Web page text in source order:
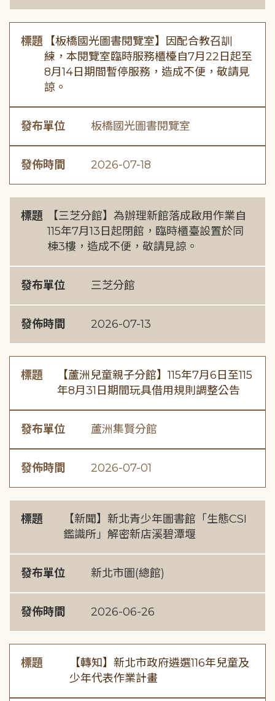
標題
【板橋國光圖書閱覽室】因配合教召訓
練，本閱覽室臨時服務櫃檯自7月22日起至
8月14日期間暫停服務，造成不便，敬請見
諒。
發布單位 板橋國光圖書閱覽室
發佈時間 2026-07-18
標題
【三芝分館】為辦理新館落成啟用作業自
115年7月13日起閉館，臨時櫃臺設置於同
棟3樓，造成不便，敬請見諒。
發布單位 三芝分館
發佈時間 2026-07-13
標題
【蘆洲兒童親子分館】115年7月6日至115
年8月31日期間玩具借用規則調整公告
發布單位 蘆洲集賢分館
發佈時間 2026-07-01
標題
【新聞】新北青少年圖書館「生態CSI
鑑識所」解密新店溪碧潭堰
發布單位 新北市圖(總館)
發佈時間 2026-06-26
標題
【轉知】新北市政府遴選116年兒童及
少年代表作業計畫